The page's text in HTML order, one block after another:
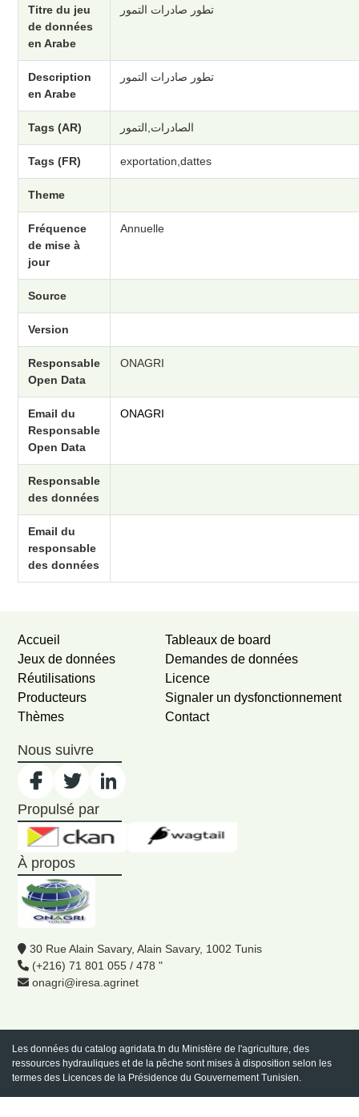
Titre du jeu
de données
en Arabe
تطور صادرات التمور
Description
en Arabe
تطور صادرات التمور
Tags (AR) الصادرات,التمور
Tags (FR) exportation,dattes
Theme
Fréquence
de mise à
jour
Annuelle
Source
Version
Responsable
Open Data
ONAGRI
Email du
Responsable
Open Data
ONAGRI
Responsable
des données
Email du
responsable
des données
Accueil
Jeux de données
Réutilisations
Producteurs
Thèmes
Tableaux de board
Demandes de données
Licence
Signaler un dysfonctionnement
Contact
Nous suivre
Propulsé par
À propos
30 Rue Alain Savary, Alain Savary, 1002 Tunis
(+216) 71 801 055 / 478 "
onagri@iresa.agrinet
Les données du catalog agridata.tn du Ministère de l'agriculture, des
ressources hydrauliques et de la pêche sont mises à disposition selon les
termes des Licences de la Présidence du Gouvernement Tunisien.